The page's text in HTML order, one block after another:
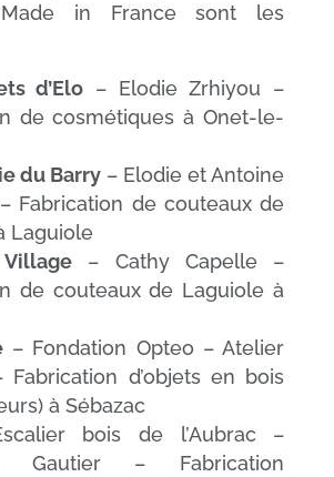
in France sont les
d’Elo – Elodie Zrhiyou –
de cosmétiques à Onet-le-
du Barry– Elodie et Antoine
Fabrication de couteaux de
Laguiole
– Cathy Capelle –
de couteaux de Laguiole à
– Fondation Opteo – Atelier
Fabrication d’objets en bois
à Sébazac
bois de l’Aubrac –
Gautier – Fabrication